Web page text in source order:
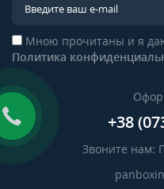
Мною прочитаны и я
Политика
+38